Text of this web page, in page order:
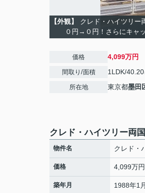
【外観】
クレド・ハイツリー
０円→０円！さらにキャ
価格 4,099万円
間取り/面積 1LDK/40.20
所在地 東京都墨田
クレド・ハイツリー両
物件名 クレド・
価格 4,099万円
築年月 1988年1